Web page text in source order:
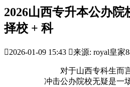
2026山西专升本公办
择校 + 科
2026-01-09 15:43 来源: royal皇家
对于山西专科生而
冲击公办院校无疑是一